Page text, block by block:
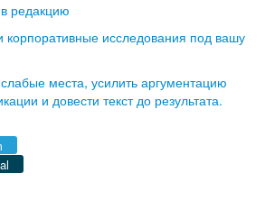
редакцию
корпоративные исследования под вашу
места, усилить аргументацию
и довести текст до результата.